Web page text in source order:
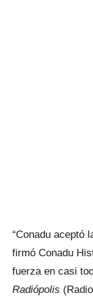
“Conadu aceptó
firmó Conadu
fuerza en casi
Radiópolis